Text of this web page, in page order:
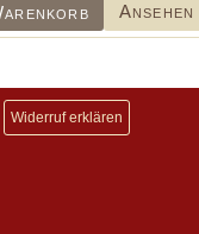
Ansehen
Widerruf erklären